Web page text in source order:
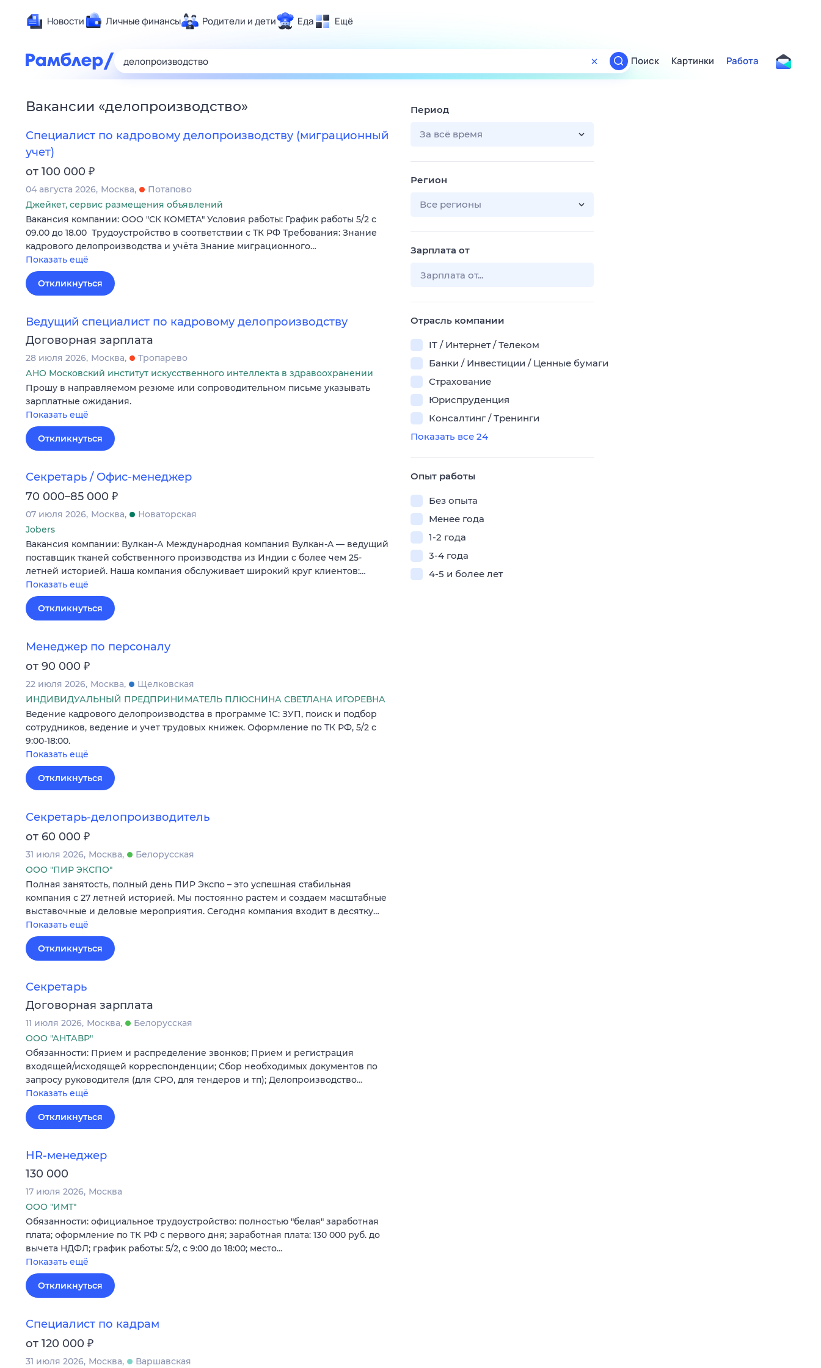
Новости Личные финансы Родители и дети Еда Ещё
Развлечения и отдых
Спорт
Карьера
Гороскопы
Поиск
ТВ-программа
Поиск Картинки Работа
Вакансии «делопроизводство»
Специалист по кадровому делопроизводству (миграционный
учет)
от 100 000 ₽
04 августа 2026 Москва
Потапово
Джейкет, сервис размещения объявлений
Вакансия компании: ООО "СК КОМЕТА" Условия работы: График работы 5/2 с
09.00 до 18.00 Трудоустройство в соответствии с ТК РФ Требования: Знание
кадрового делопроизводства и учёта Знание миграционного…
Показать ещё
Откликнуться
Ведущий специалист по кадровому делопроизводству
Договорная зарплата
28 июля 2026 Москва
Тропарево
АНО Московский институт искусственного интеллекта в здравоохранении
Прошу в направляемом резюме или сопроводительном письме указывать
зарплатные ожидания.
Показать ещё
Откликнуться
Секретарь / Офис-менеджер
70 000–85 000 ₽
07 июля 2026 Москва
Новаторская
Jobers
Вакансия компании: Вулкан-А Международная компания Вулкан-A — ведущий
поставщик тканей собственного производства из Индии с более чем 25-
летней историей. Наша компания обслуживает широкий круг клиентов:…
Показать ещё
Откликнуться
Менеджер по персоналу
от 90 000 ₽
22 июля 2026 Москва
Щелковская
ИНДИВИДУАЛЬНЫЙ ПРЕДПРИНИМАТЕЛЬ ПЛЮСНИНА СВЕТЛАНА ИГОРЕВНА
Ведение кадрового делопроизводства в программе 1С: ЗУП, поиск и подбор
сотрудников, ведение и учет трудовых книжек. Оформление по ТК РФ, 5/2 с
9:00-18:00.
Показать ещё
Откликнуться
Секретарь-делопроизводитель
от 60 000 ₽
31 июля 2026 Москва
Белорусская
ООО "ПИР ЭКСПО"
Полная занятость, полный день ПИР Экспо – это успешная стабильная
компания с 27 летней историей. Мы постоянно растем и создаем масштабные
выставочные и деловые мероприятия. Сегодня компания входит в десятку…
Показать ещё
Откликнуться
Секретарь
Договорная зарплата
11 июля 2026 Москва
Белорусская
ООО "АНТАВР"
Обязанности: Прием и распределение звонков; Прием и регистрация
входящей/исходящей корреспонденции; Сбор необходимых документов по
запросу руководителя (для СРО, для тендеров и тп); Делопроизводство…
Показать ещё
Откликнуться
HR-менеджер
130 000
17 июля 2026 Москва
ООО "ИМТ"
Обязанности: официальное трудоустройство: полностью "белая" заработная
плата; оформление по ТК РФ с первого дня; заработная плата: 130 000 руб. до
вычета НДФЛ; график работы: 5/2, с 9:00 до 18:00; место…
Показать ещё
Откликнуться
Специалист по кадрам
от 120 000 ₽
31 июля 2026 Москва Варшавская
Период
За всё время
Регион
Все регионы
Зарплата от
Отрасль компании
IT / Интернет / Телеком
Банки / Инвестиции / Ценные бумаги
Страхование
Юриспруденция
Консалтинг / Тренинги
Показать все 24
Опыт работы
Без опыта
Менее года
1-2 года
3-4 года
4-5 и более лет